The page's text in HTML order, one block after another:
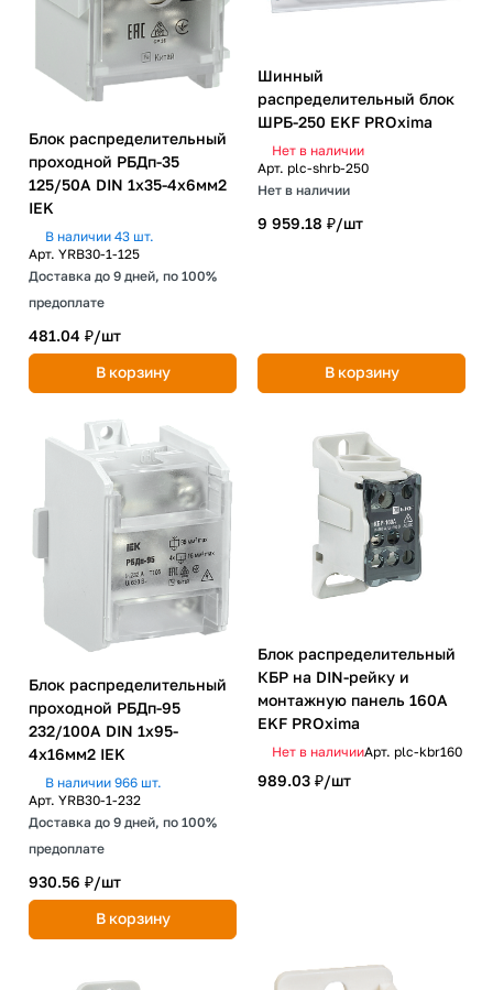
Блок распределительный
проходной РБДп-35
125/50А DIN 1х35-4х6мм2
IEK
В наличии 43 шт.
Арт. YRB30-1-125
Доставка до 9 дней, по 100%
предоплате
481.04 ₽/шт
В корзину
Шинный
распределительный блок
ШРБ-250 EKF PROxima
Нет в наличии
Арт. plc-shrb-250
Нет в наличии
9 959.18 ₽/шт
В корзину
Блок распределительный
проходной РБДп-95
232/100А DIN 1х95-
4х16мм2 IEK
В наличии 966 шт.
Арт. YRB30-1-232
Доставка до 9 дней, по 100%
предоплате
930.56 ₽/шт
В корзину
Блок распределительный
КБР на DIN-рейку и
монтажную панель 160A
EKF PROxima
Нет в наличииАрт. plc-kbr160
989.03 ₽/шт